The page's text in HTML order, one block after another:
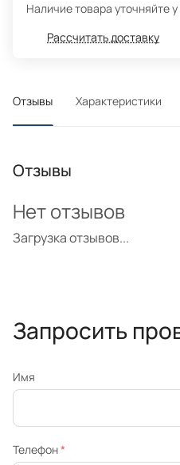
Наличие товара уточняйте
Рассчитать доставку
Отзывы Характеристики
Отзывы
Загрузка отзывов...
Нет отзывов
Запросить
Имя
Телефон*